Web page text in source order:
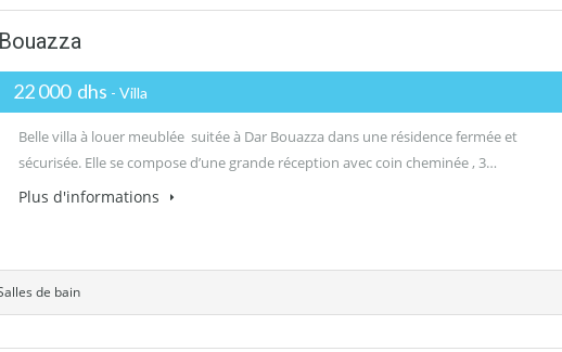
22 000 dhs - Villa
Belle villa à louer meublée suitée à Dar Bouazza dans une résidence fermée et
sécurisée. Elle se compose d’une grande réception avec coin cheminée , 3…
Plus d'informations
de bain